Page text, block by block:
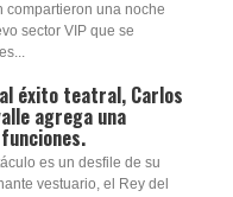
compartieron una noche
sector VIP que se
éxito teatral, Carlos
agrega una
es un desfile de su
vestuario, el Rey del